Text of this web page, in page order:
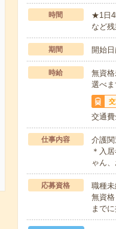
時間
★1日4
など
期間 開始
時給
無資
選べ
交通
仕事内容
介護関
＊入
ゃん
応募資格
職種
無資
まで